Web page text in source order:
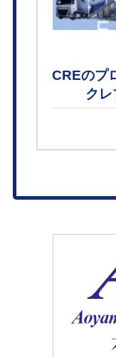
CREのプ
クレ